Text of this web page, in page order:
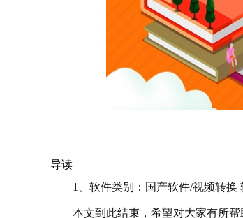
导读
1、软件类别：国产软件/视频转换
本文到此结束，希望对大家有所帮